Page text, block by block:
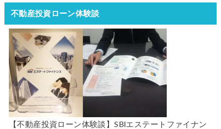
不動産投資ローン体験談
【不動産投資ローン体験談】SBIエステートファイナン